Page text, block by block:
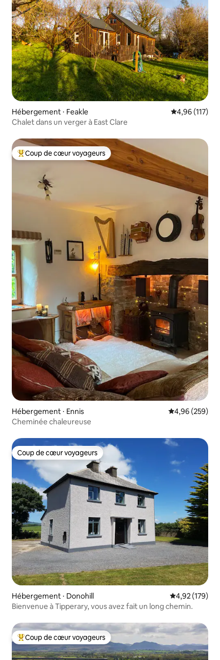
Hébergement ⋅ Feakle Évaluation
4,96 (117)
Chalet dans un verger à East Clare
Coups de cœur voyageurs les plus appréciés
Coup de cœur voyageurs
Hébergement ⋅ Ennis Évaluation
4,96 (259)
Cheminée chaleureuse
Coup de cœur voyageurs
Coup de cœur voyageurs
Hébergement ⋅ Donohill Évaluation
4,92 (179)
Bienvenue à Tipperary, vous avez fait un long chemin.
Coups de cœur voyageurs les plus appréciés
Coup de cœur voyageurs